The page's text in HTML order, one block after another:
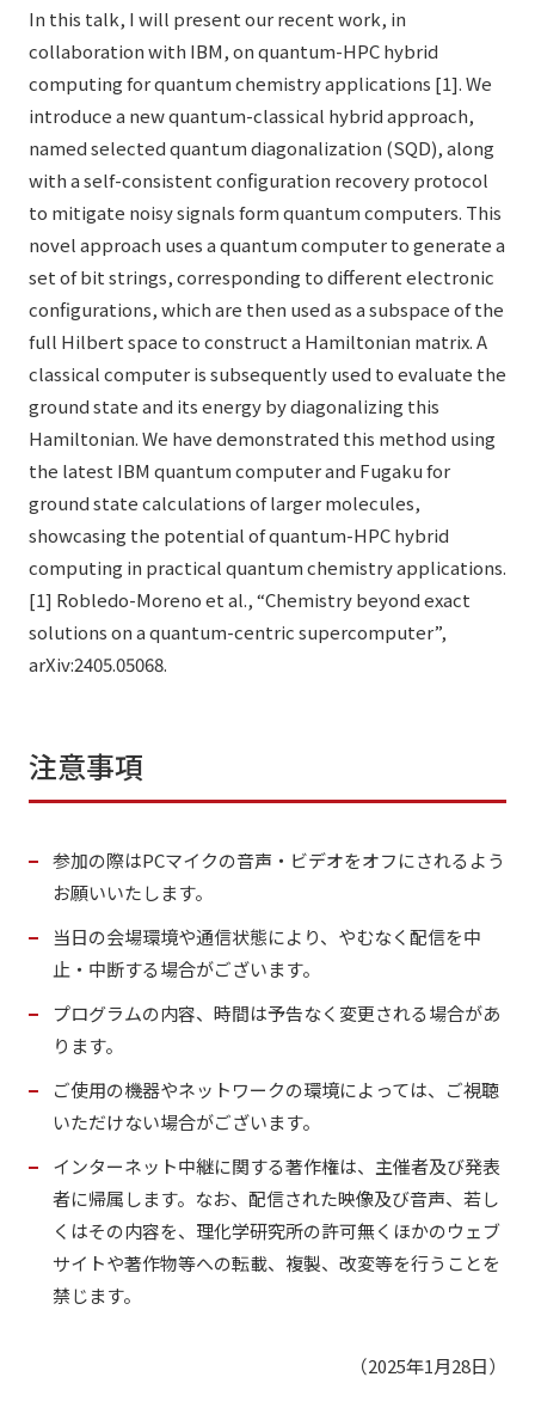
In this talk, I will present our recent work, in
collaboration with IBM, on quantum-HPC hybrid
computing for quantum chemistry applications [1]. We
introduce a new quantum-classical hybrid approach,
named selected quantum diagonalization (SQD), along
with a self-consistent configuration recovery protocol
to mitigate noisy signals form quantum computers. This
novel approach uses a quantum computer to generate a
set of bit strings, corresponding to different electronic
configurations, which are then used as a subspace of the
full Hilbert space to construct a Hamiltonian matrix. A
classical computer is subsequently used to evaluate the
ground state and its energy by diagonalizing this
Hamiltonian. We have demonstrated this method using
the latest IBM quantum computer and Fugaku for
ground state calculations of larger molecules,
showcasing the potential of quantum-HPC hybrid
computing in practical quantum chemistry applications.
[1] Robledo-Moreno et al., “Chemistry beyond exact
solutions on a quantum-centric supercomputer”,
arXiv:2405.05068.
注意事項
参加の際はPCマイクの音声・ビデオをオフにされるよう
お願いいたします。
当日の会場環境や通信状態により、やむなく配信を中
止・中断する場合がございます。
プログラムの内容、時間は予告なく変更される場合があ
ります。
ご使用の機器やネットワークの環境によっては、ご視聴
いただけない場合がございます。
インターネット中継に関する著作権は、主催者及び発表
者に帰属します。なお、配信された映像及び音声、若し
くはその内容を、理化学研究所の許可無くほかのウェブ
サイトや著作物等への転載、複製、改変等を行うことを
禁じます。
（2025年1月28日）